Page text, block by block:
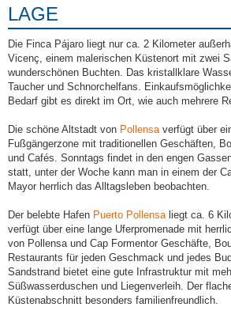
LAGE
Die Finca Pájaro liegt nur ca. 2 Kilometer
Vicenç, einem malerischen Küstenort mit zwei
wunderschönen Buchten. Das kristallklare
Taucher und Schnorchelfans.
Bedarf gibt es direkt im Ort, wie auch mehrere
Die schöne Altstadt von Pollensaverfügt über
Fußgängerzone mit traditionellen Geschäften,
und Cafés. Sonntags findet in den engen
statt, unter der Woche kann man in einem der
Mayor herrlich das Alltagsleben beobachten.
Der belebte Hafen Puerto Pollensaliegt ca. 6
verfügt über eine lange Uferpromenade mit
von Pollensa und Cap Formentor Geschäfte,
Restaurants für jeden Geschmack und jedes
Sandstrand bietet eine gute Infrastruktur mit
Süßwasserduschen und Liegenverleih. Der
Küstenabschnitt besonders familienfreundlich.